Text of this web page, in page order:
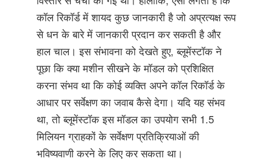
कॉल रिकॉर्ड में शायद कुछ जानकारी है जो अप्रत्यक्ष रूप
से धन के बारे में जानकारी प्रदान कर सकती है और
हाल चाल। इस संभावना को देखते हुए, ब्लूमेंस्टॉक ने
पूछा कि क्या मशीन सीखने के मॉडल को प्रशिक्षित
करना संभव था कि कोई व्यक्ति अपने कॉल रिकॉर्ड के
आधार पर सर्वेक्षण का जवाब कैसे देगा। यदि यह संभव
था, तो ब्लूमेंस्टॉक इस मॉडल का उपयोग सभी 1.5
मिलियन ग्राहकों के सर्वेक्षण प्रतिक्रियाओं की
भविष्यवाणी करने के लिए कर सकता था।